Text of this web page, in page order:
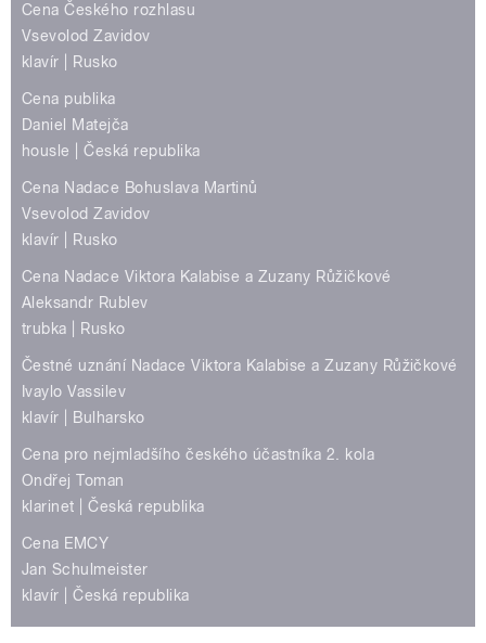
Cena Českého rozhlasu
Vsevolod Zavidov
klavír | Rusko
Cena publika
Daniel Matejča
housle | Česká republika
Cena Nadace Bohuslava Martinů
Vsevolod Zavidov
klavír | Rusko
Cena Nadace Viktora Kalabise a Zuzany Růžičkové
Aleksandr Rublev
trubka | Rusko
Čestné uznání Nadace Viktora Kalabise a Zuzany Růžičkové
Ivaylo Vassilev
klavír | Bulharsko
Cena pro nejmladšího českého účastníka 2. kola
Ondřej Toman
klarinet | Česká republika
Cena EMCY
Jan Schulmeister
klavír | Česká republika